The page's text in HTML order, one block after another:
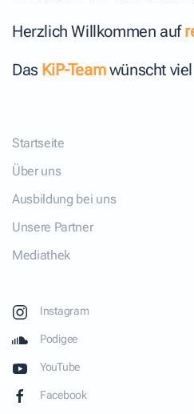
Herzlich Willkommen auf
Das KiP-Teamwünscht viel
Startseite
Über uns
Ausbildung bei uns
Unsere Partner
Mediathek
Instagram
Podigee
YouTube
Facebook